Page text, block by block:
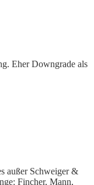
Eher Downgrade als
außer Schweiger &
Fincher, Mann,